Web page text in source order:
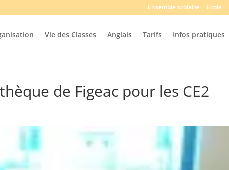
Ensemble scolaire Ecole
Vie des Classes Anglais Tarifs Infos pratiques
de Figeac pour les CE2